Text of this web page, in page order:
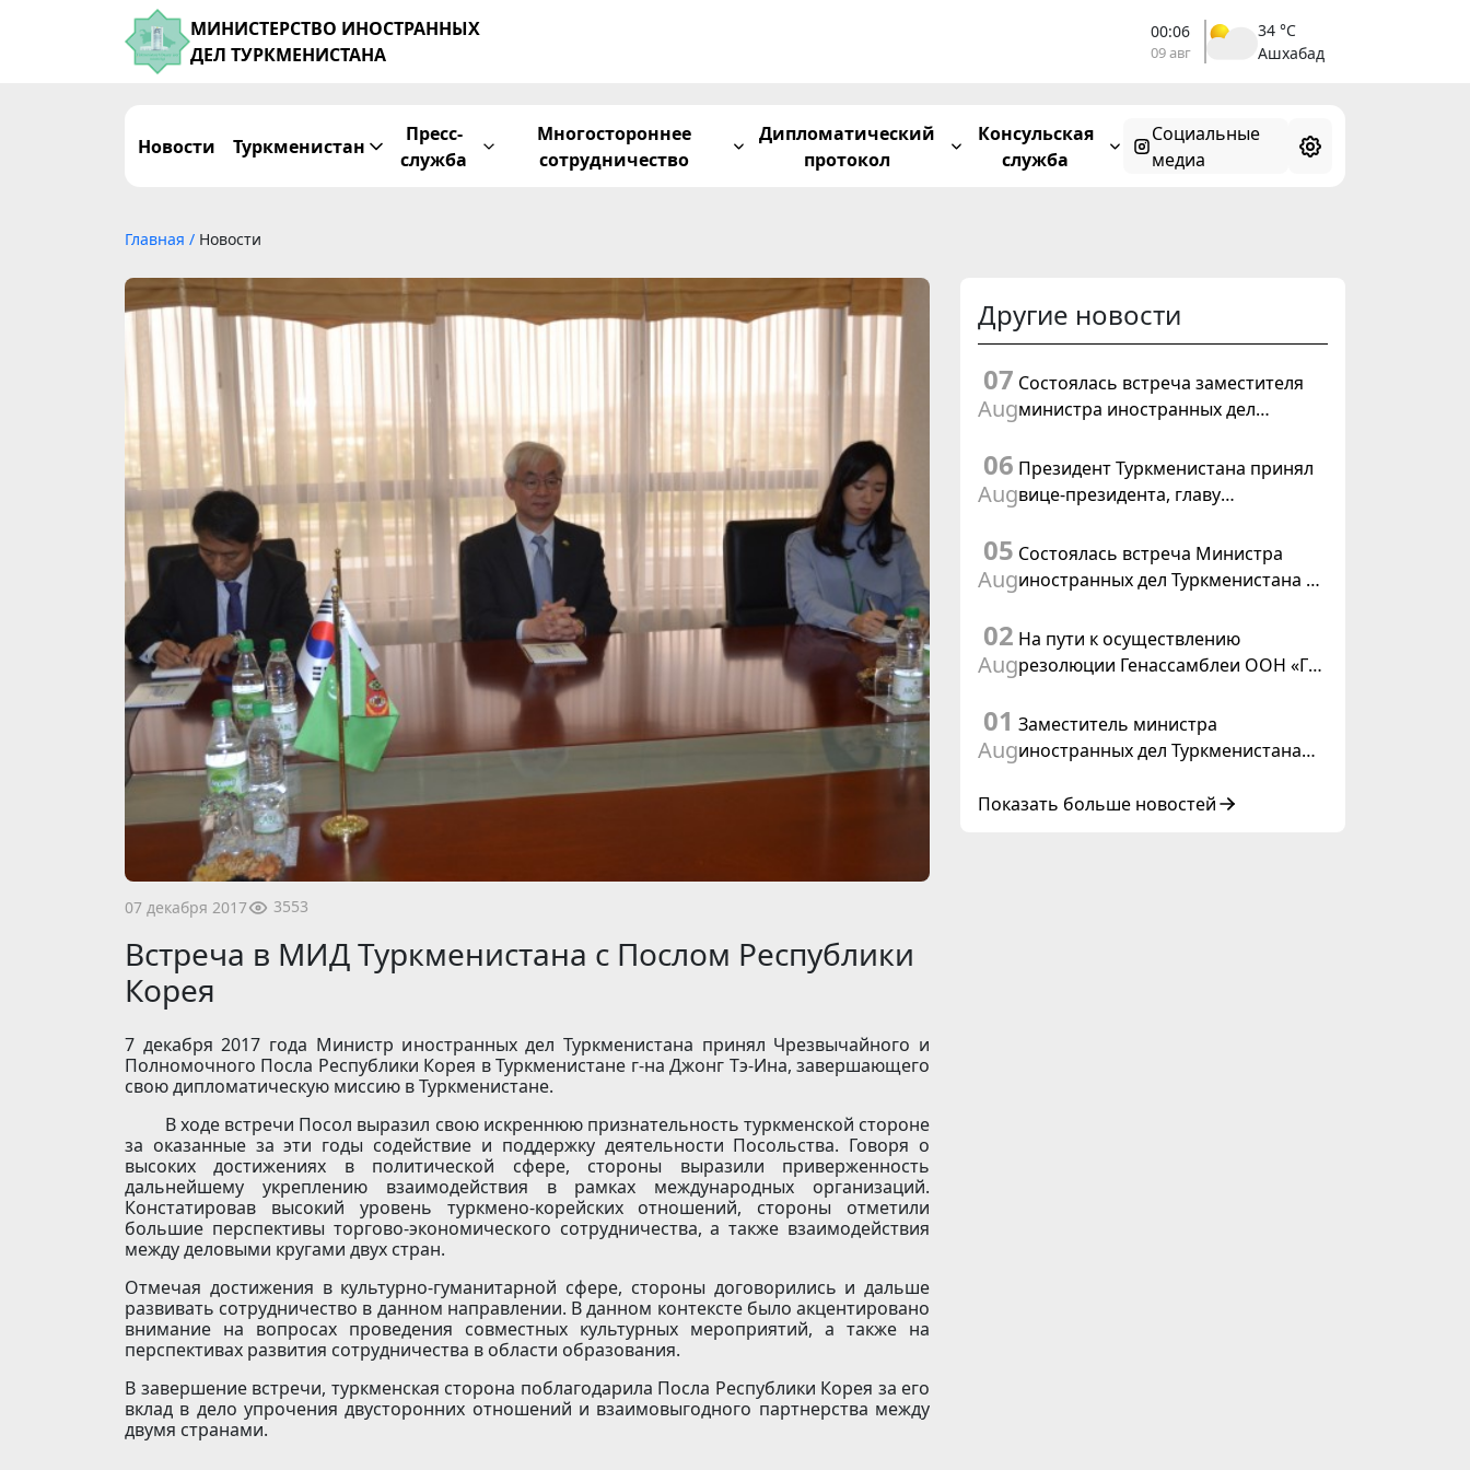
МИНИСТЕРСТВО ИНОСТРАННЫХ
ДЕЛ ТУРКМЕНИСТАНА
00:06
09 авг
34 °C
Ашхабад
Новости Туркменистан
Пресс-
служба
Многостороннее
сотрудничество
Дипломатический
протокол
Консульская
служба
Социальные
медиа
Главная / Новости
07 декабря 2017 3553
Встреча в МИД Туркменистана с Послом Республики
Корея
7 декабря 2017 года Министр иностранных дел Туркменистана принял Чрезвычайного и
Полномочного Посла Республики Корея в Туркменистане г-на Джонг Тэ-Ина, завершающего
свою дипломатическую миссию в Туркменистане.
В ходе встречи Посол выразил свою искреннюю признательность туркменской стороне
за оказанные за эти годы содействие и поддержку деятельности Посольства. Говоря о
высоких достижениях в политической сфере, стороны выразили приверженность
дальнейшему укреплению взаимодействия в рамках международных организаций.
Констатировав высокий уровень туркмено-корейских отношений, стороны отметили
большие перспективы торгово-экономического сотрудничества, а также взаимодействия
между деловыми кругами двух стран.
Отмечая достижения в культурно-гуманитарной сфере, стороны договорились и дальше
развивать сотрудничество в данном направлении. В данном контексте было акцентировано
внимание на вопросах проведения совместных культурных мероприятий, а также на
перспективах развития сотрудничества в области образования.
В завершение встречи, туркменская сторона поблагодарила Посла Республики Корея за его
вклад в дело упрочения двусторонних отношений и взаимовыгодного партнерства между
двумя странами.
Другие новости
07
Aug
Состоялась встреча заместителя
министра иностранных дел
поверенным в делах США в
Туркменистане
06
Aug
Президент Туркменистана принял
вице-президента, главу
иностранных дел Швейцарской
Конфедерации
05
Aug
Состоялась встреча Министра
иностранных дел Туркменистана с
02
Aug
На пути к осуществлению
резолюции Генассамблеи ООН «Год
инициированной Туркменистаном
01
Aug
Заместитель министра
иностранных дел Туркменистана
старших должностных лиц Форума
Показать больше новостей